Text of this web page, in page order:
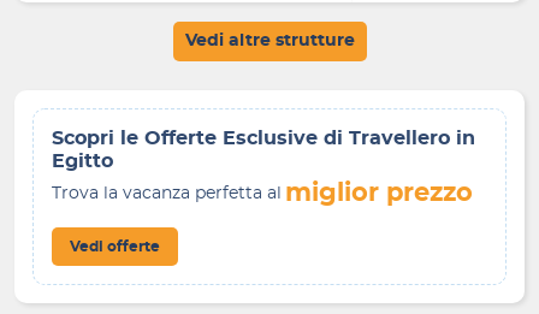
Vedi altre strutture
Scopri le Offerte Esclusive di Travellero in
Egitto
Trova la vacanza perfetta al miglior prezzo
Vedi offerte